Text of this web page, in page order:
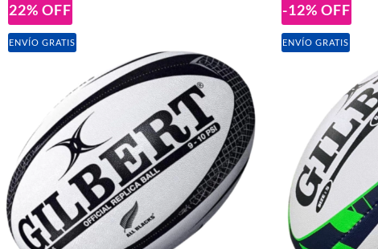
22% OFF
ENVÍO GRATIS
-12% OFF
ENVÍO GRATIS